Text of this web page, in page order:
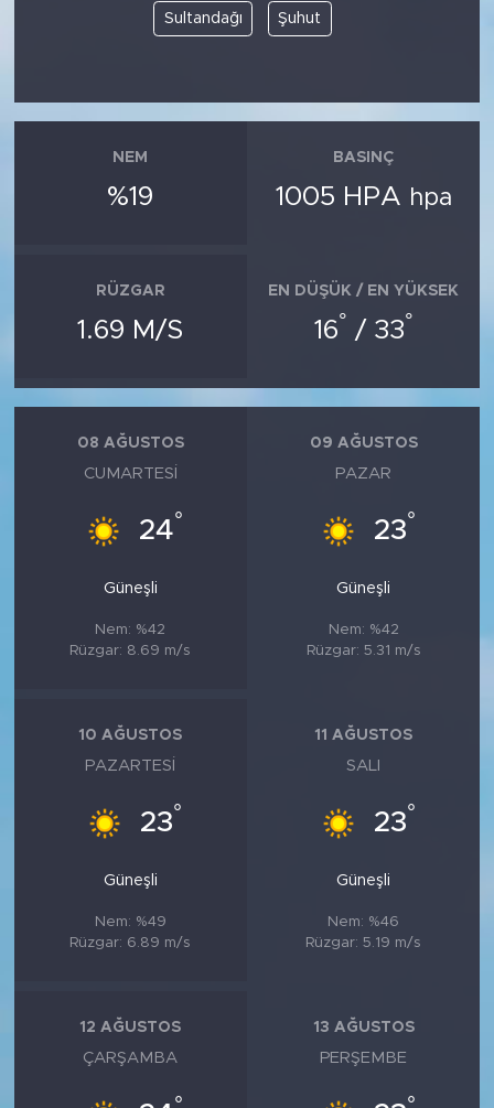
Sultandağı Şuhut
NEM
%19
BASINÇ
1005 HPA hpa
RÜZGAR
1.69 M/S
EN DÜŞÜK / EN YÜKSEK
16° / 33°
08 AĞUSTOS
CUMARTESI
24°
Güneşli
Nem: %42
Rüzgar: 8.69 m/s
09 AĞUSTOS
PAZAR
23°
Güneşli
Nem: %42
Rüzgar: 5.31 m/s
10 AĞUSTOS
PAZARTESI
23°
Güneşli
Nem: %49
Rüzgar: 6.89 m/s
11 AĞUSTOS
SALI
23°
Güneşli
Nem: %46
Rüzgar: 5.19 m/s
12 AĞUSTOS
ÇARŞAMBA
13 AĞUSTOS
PERŞEMBE